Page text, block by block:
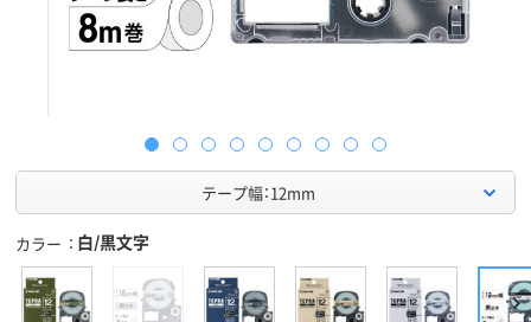
テープ幅：12mm
カラー 白/黒文字